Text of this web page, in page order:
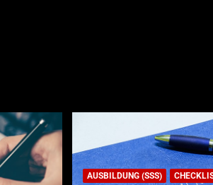
AUSBILDUNG (SSS)